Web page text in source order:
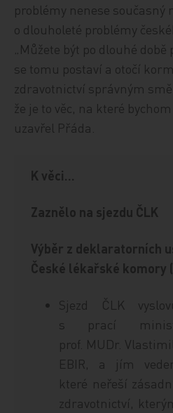
problémy nenese současný
o dlouholeté problémy
„Můžete být po dlouhé
se tomu postaví a otočí
zdravotnictví správným
že je to věc, na které
uzavřel Přáda.
K věci...
Zaznělo na sjezdu ČLK
Výběr z deklaratorních
České lékařské komory
Sjezd ČLK
s prací
prof. MUDr.
EBIR, a jím
které neřeší
zdravotnictví,